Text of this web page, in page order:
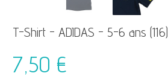
T-Shirt - ADIDAS - 5-6 ans (116)
7,50 €